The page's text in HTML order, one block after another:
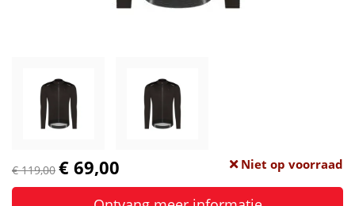
€ 119,00 € 69,00 Niet op voorraad